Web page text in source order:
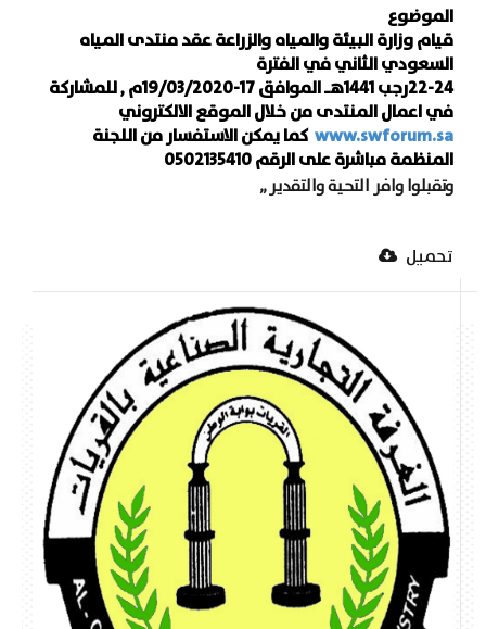
الموضوع
قيام وزارة البيئة والمياه والزراعة عقد منتدى المياه
السعودي الثاني في الفترة
22-24رجب 1441هـ الموافق 17-19/03/2020م , للمشاركة
في اعمال المنتدى من خلال الموقع الالكتروني
www.swforum.saكما يمكن الاستفسار من اللجنة
المنظمة مباشرة على الرقم 0502135410
وتقبلوا وافر التحية والتقدير ,,
تحميل